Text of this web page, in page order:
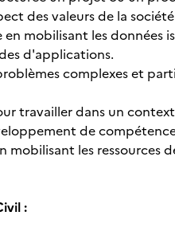
des valeurs de la
mobilisant les données
d'applications.
complexes et
travailler dans un
de
mobilisant les ressources
: